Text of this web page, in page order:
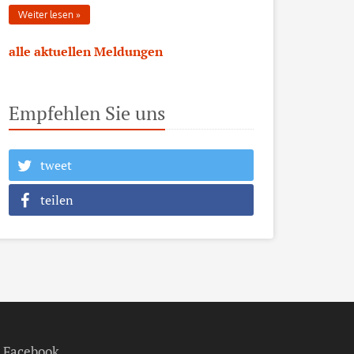
Weiter lesen
alle aktuellen Meldungen
Empfehlen Sie uns
tweet
teilen